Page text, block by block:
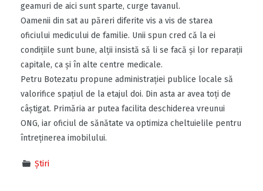
geamuri de aici sunt sparte, curge tavanul.
Oamenii din sat au păreri diferite vis a vis de starea
oficiului medicului de familie. Unii spun cred că la ei
condiţiile sunt bune, alţii insistă să li se facă şi lor reparaţii
capitale, ca şi în alte centre medicale.
Petru Botezatu propune administraţiei publice locale să
valorifice spaţiul de la etajul doi. Din asta ar avea toţi de
câştigat. Primăria ar putea facilita deschiderea vreunui
ONG, iar oficiul de sănătate va optimiza cheltuielile pentru
întreţinerea imobilului.
Știri